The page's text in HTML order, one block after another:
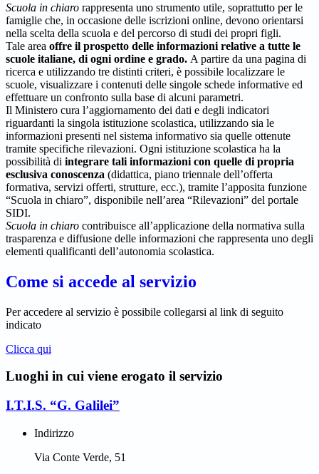
Scuola in chiaro rappresenta uno strumento utile, soprattutto per le
famiglie che, in occasione delle iscrizioni online, devono orientarsi
nella scelta della scuola e del percorso di studi dei propri figli.
Tale area offre il prospetto delle informazioni relative a tutte le
scuole italiane, di ogni ordine e grado. A partire da una pagina di
ricerca e utilizzando tre distinti criteri, è possibile localizzare le
scuole, visualizzare i contenuti delle singole schede informative ed
effettuare un confronto sulla base di alcuni parametri.
Il Ministero cura l’aggiornamento dei dati e degli indicatori
riguardanti la singola istituzione scolastica, utilizzando sia le
informazioni presenti nel sistema informativo sia quelle ottenute
tramite specifiche rilevazioni. Ogni istituzione scolastica ha la
possibilità di integrare tali informazioni con quelle di propria
esclusiva conoscenza (didattica, piano triennale dell’offerta
formativa, servizi offerti, strutture, ecc.), tramite l’apposita funzione
“Scuola in chiaro”, disponibile nell’area “Rilevazioni” del portale
SIDI.
Scuola in chiaro contribuisce all’applicazione della normativa sulla
trasparenza e diffusione delle informazioni che rappresenta uno degli
elementi qualificanti dell’autonomia scolastica.
Come si accede al servizio
Per accedere al servizio è possibile collegarsi al link di seguito
indicato
Clicca qui
Luoghi in cui viene erogato il servizio
I.T.I.S. “G. Galilei”
Indirizzo
Via Conte Verde, 51